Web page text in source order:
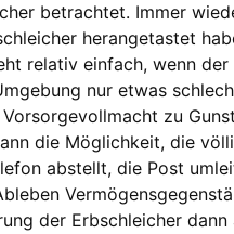
betrachtet. Immer
herangetastet
relativ einfach, wenn der
nur etwas
zu
die Möglichkeit, die
abstellt, die Post
der Erbschleicher dann